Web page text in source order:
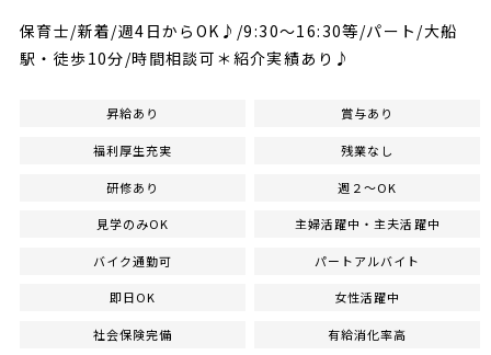
保育士/新着/週4日からOK♪/9:30～16:30等/パート/大船
駅・徒歩10分/時間相談可＊紹介実績あり♪
昇給あり 賞与あり
福利厚生充実 残業なし
研修あり 週２～OK
見学のみOK 主婦活躍中・主夫活躍中
バイク通勤可 パートアルバイト
即日OK 女性活躍中
社会保険完備 有給消化率高